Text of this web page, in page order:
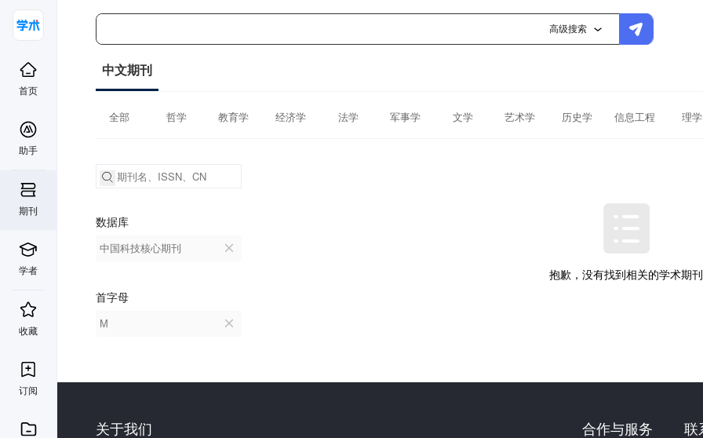
高级搜索
首页
助手
期刊
学者
收藏
订阅
中文期刊
全部 哲学 教育学 经济学 法学 军事学 文学 艺术学 历史学 信息工程 理学
数据库
中国科技核心期刊
首字母
M
抱歉，没有找到相关的学术期刊
关于我们 联
合作与服务